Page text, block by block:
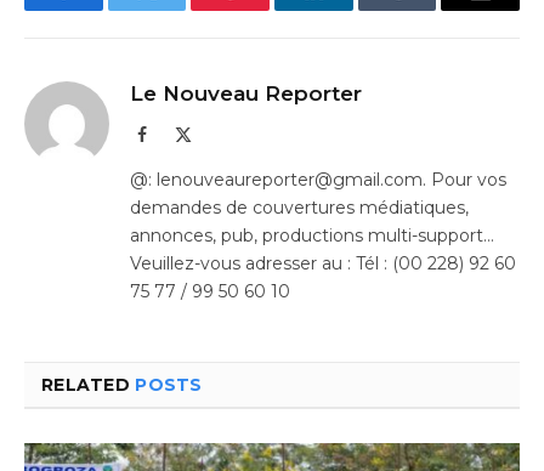
FacebookTwitter Pinterest LinkedInTumblr Email
Le Nouveau Reporter
Facebook
@: lenouveaureporter@gmail.com. Pour vos
demandes de couvertures médiatiques,
annonces, pub, productions multi-support…
Veuillez-vous adresser au : Tél : (00 228) 92 60
75 77 / 99 50 60 10
RELATED POSTS